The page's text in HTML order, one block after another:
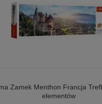
Zamek Menthon Francja
elementów